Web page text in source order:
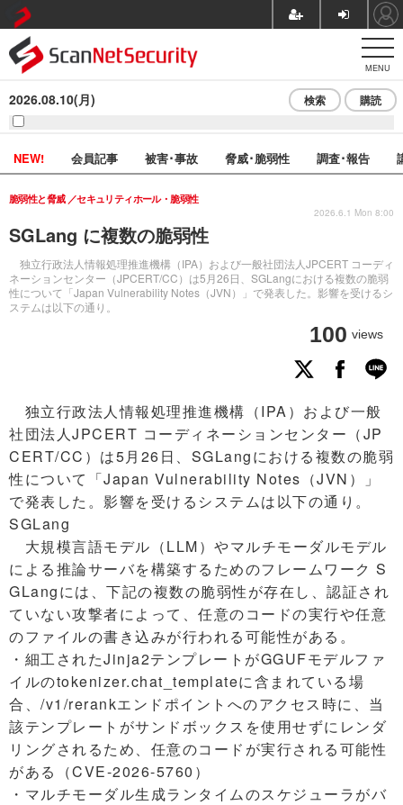
MENU
2026.08.10(月) 検索 購読
NEW! 会員記事 被害･事故 脅威･脆弱性 調査･報告
SGLang に複数の脆弱性
独立行政法人情報処理推進機構（IPA）および一般社団法人JPCERT コーディ
ネーションセンター（JPCERT/CC）は5月26日、SGLangにおける複数の脆弱
性について「Japan Vulnerability Notes（JVN）」で発表した。影響を受けるシ
ステムは以下の通り。
脆弱性と脅威 セキュリティホール・脆弱性
100 views
2026.6.1 Mon 8:00
独立行政法人情報処理推進機構（IPA）および一般
社団法人JPCERT コーディネーションセンター（JP
CERT/CC）は5月26日、SGLangにおける複数の脆弱
性について「Japan Vulnerability Notes（JVN）」
で発表した。影響を受けるシステムは以下の通り。
SGLang
大規模言語モデル（LLM）やマルチモーダルモデル
による推論サーバを構築するためのフレームワーク S
GLangには、下記の複数の脆弱性が存在し、認証され
ていない攻撃者によって、任意のコードの実行や任意
のファイルの書き込みが行われる可能性がある。
・細工されたJinja2テンプレートがGGUFモデルファ
イルのtokenizer.chat_templateに含まれている場
合、/v1/rerankエンドポイントへのアクセス時に、当
該テンプレートがサンドボックスを使用せずにレンダ
リングされるため、任意のコードが実行される可能性
がある（CVE-2026-5760）
・マルチモーダル生成ランタイムのスケジューラがバ